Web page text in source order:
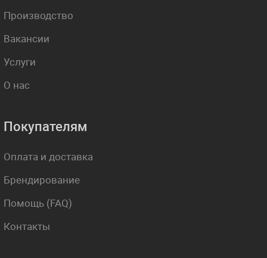
Производство
Вакансии
Услуги
О нас
Покупателям
Оплата и доставка
Брендирование
Помощь (FAQ)
Контакты